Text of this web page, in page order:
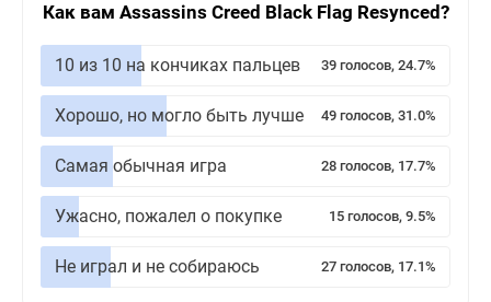
Как вам Assassins Creed Black Flag Resynced?
10 из 10 на кончиках пальцев 39 голосов, 24.7%
Хорошо, но могло быть лучше 49 голосов, 31.0%
Самая обычная игра 28 голосов, 17.7%
Ужасно, пожалел о покупке 15 голосов, 9.5%
Не играл и не собираюсь 27 голосов, 17.1%